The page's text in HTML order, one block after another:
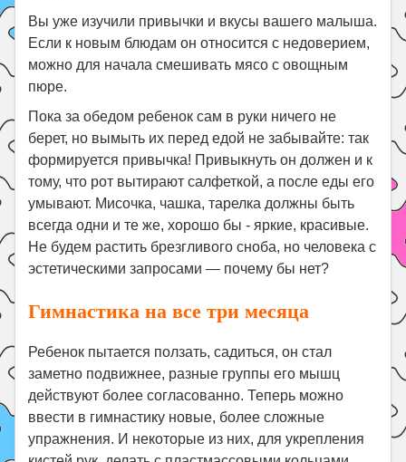
Вы уже изучили привычки и вкусы вашего малыша.
Если к новым блюдам он относится с недоверием,
можно для начала смешивать мясо с овощным
пюре.
Пока за обедом ребенок сам в руки ничего не
берет, но вымыть их перед едой не забывайте: так
формируется привычка! Привыкнуть он должен и к
тому, что рот вытирают салфеткой, а после еды его
умывают. Мисочка, чашка, тарелка должны быть
всегда одни и те же, хорошо бы - яркие, красивые.
Не будем растить брезгливого сноба, но человека с
эстетическими запросами — почему бы нет?
Гимнастика на все три месяца
Ребенок пытается ползать, садиться, он стал
заметно подвижнее, разные группы его мышц
действуют более согласованно. Теперь можно
ввести в гимнастику новые, более сложные
упражнения. И некоторые из них, для укрепления